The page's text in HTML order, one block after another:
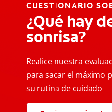
CUESTIONARIO
¿Qué hay
sonrisa?
Realice nuestra
para sacar el máximo
su rutina de cuidado